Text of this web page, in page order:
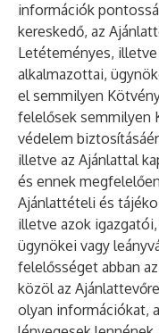
információk
kereskedő, az
Letéteményes,
alkalmazottai,
el semmilyen
felelősek semmilyen
védelem
illetve az Ajánlattal
és ennek
Ajánlattételi és
illetve azok
ügynökei vagy
felelősséget abban
közöl az
olyan információkat,